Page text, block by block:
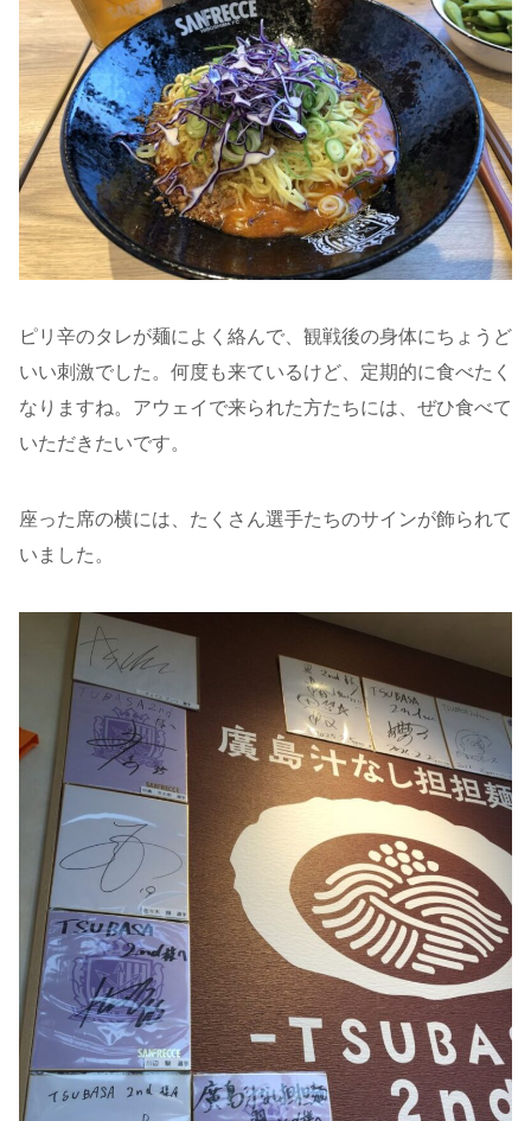
ピリ辛のタレが麺によく絡んで、観戦後の身体にちょうど
いい刺激でした。何度も来ているけど、定期的に食べたく
なりますね。アウェイで来られた方たちには、ぜひ食べて
いただきたいです。
座った席の横には、たくさん選手たちのサインが飾られて
いました。